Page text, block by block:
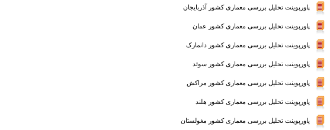
پاورپوینت تحلیل بررسی معماری کشور آذربایجان
پاورپوینت تحلیل بررسی معماری کشور عمان
پاورپوینت تحلیل بررسی معماری کشور دانمارک
پاورپوینت تحلیل بررسی معماری کشور سوئد
پاورپوینت تحلیل بررسی معماری کشور مراکش
پاورپوینت تحلیل بررسی معماری کشور هلند
پاورپوینت تحلیل بررسی معماری کشور مغولستان